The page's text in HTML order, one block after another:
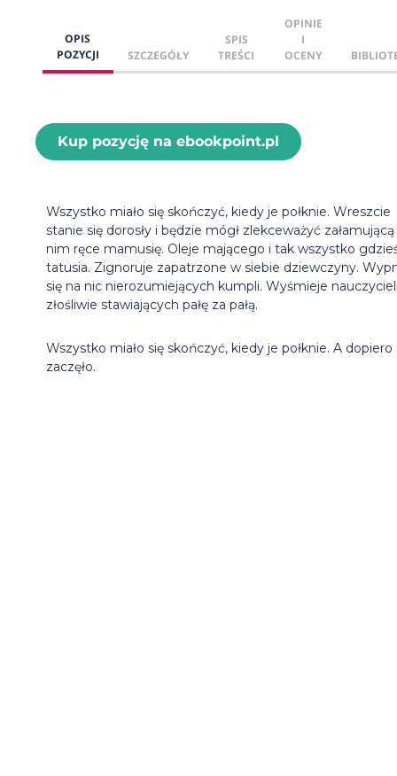
OPIS
POZYCJI
SZCZEGÓŁY
SPIS
TREŚCI
OPINIE
I
OCENY
Kup pozycję na ebookpoint.pl
Wszystko miało się skończyć, kiedy je połknie. Wreszcie
stanie się dorosły i będzie mógł zlekceważyć
nim ręce mamusię. Oleje mającego i tak wszystko
tatusia. Zignoruje zapatrzone w siebie dziewczyny.
się na nic nierozumiejących kumpli. Wyśmieje
złośliwie stawiających pałę za pałą.
Wszystko miało się skończyć, kiedy je połknie. A dopiero
zaczęło.